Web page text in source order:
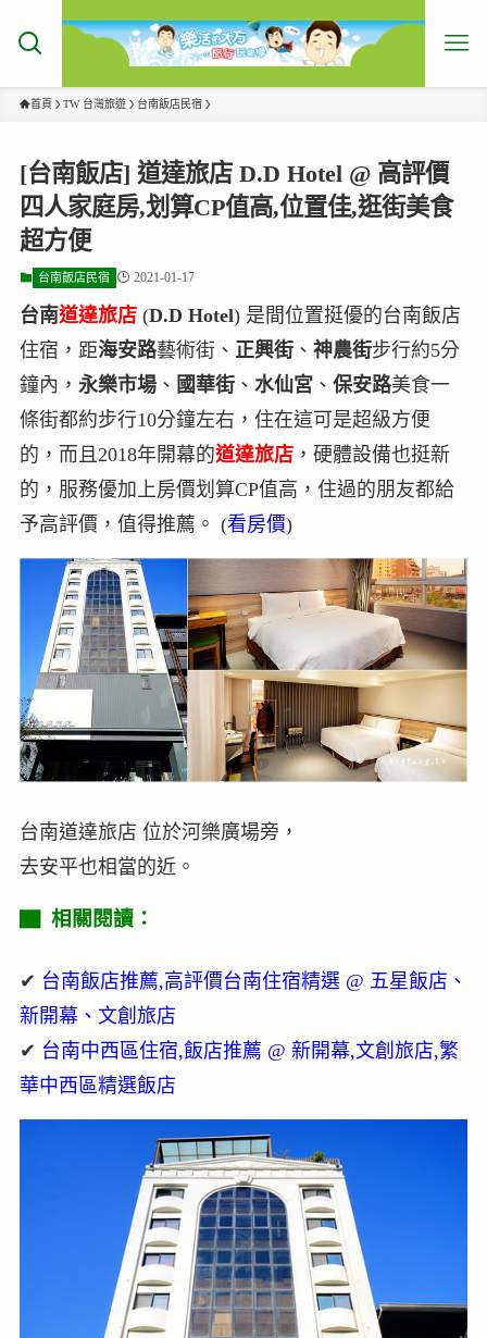
首頁 TW 台灣旅遊 台南飯店民宿
[台南飯店] 道達旅店 D.D Hotel @ 高評價
四人家庭房,划算CP值高,位置佳,逛街美食
超方便
台南飯店民宿 2021-01-17
台南道達旅店(D.D Hotel) 是間位置挺優的台南飯店
住宿，距海安路藝術街、 正興街、 神農街步行約5分
鐘內， 永樂市場、 國華街、 水仙宮、 保安路美食一
條街都約步行10分鐘左右，住在這可是超級方便
的，而且2018年開幕的道達旅店，硬體設備也挺新
的，服務優加上房價划算CP值高，住過的朋友都給
予高評價，值得推薦。 (看房價)
台南道達旅店 位於河樂廣場旁，
去安平也相當的近。
▇ 相關閱讀：
✔ 台南飯店推薦,高評價台南住宿精選 @ 五星飯店、
新開幕、文創旅店
✔ 台南中西區住宿,飯店推薦 @ 新開幕,文創旅店,繁
華中西區精選飯店